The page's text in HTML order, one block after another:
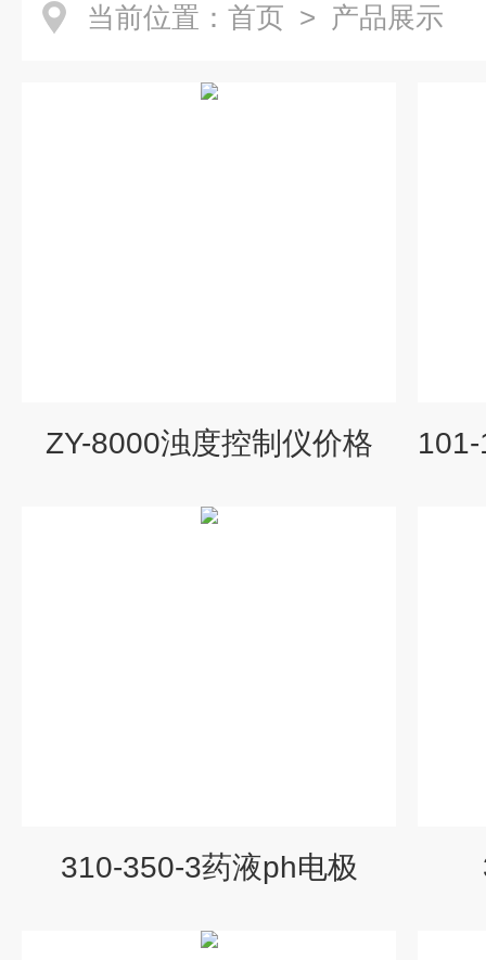
当前位置： 首页 > 产品展示
ZY-8000浊度控制仪价格
310-350-3药液ph电极